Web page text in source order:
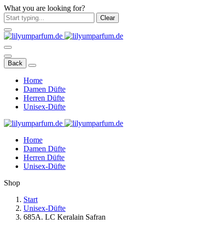
What you are looking for?
Clear
Back
Home
Damen Düfte
Herren Düfte
Unisex-Düfte
Home
Damen Düfte
Herren Düfte
Unisex-Düfte
Shop
Start
Unisex-Düfte
685A. LC Keralain Safran